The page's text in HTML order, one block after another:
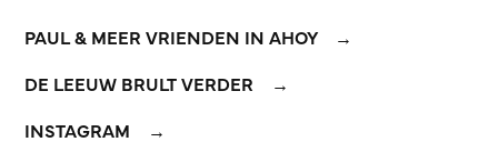
PAUL & MEER VRIENDEN IN AHOY
DE LEEUW BRULT VERDER
INSTAGRAM